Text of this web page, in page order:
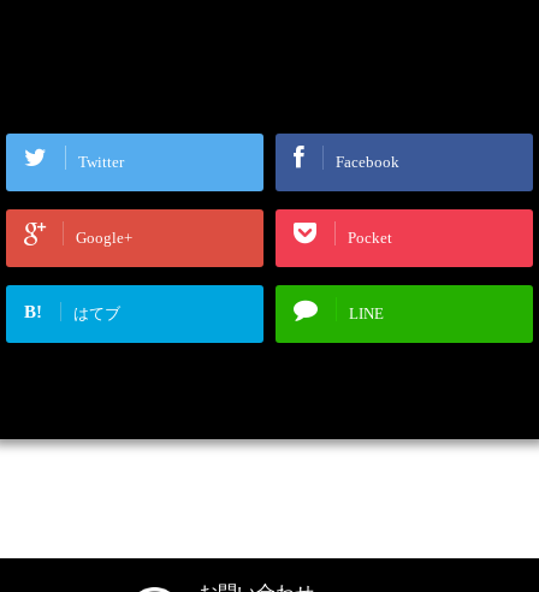
Twitter Facebook
Google+ Pocket
B! はてブ LINE